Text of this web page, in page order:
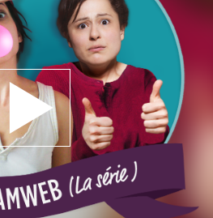
Jouer la bande-annonce